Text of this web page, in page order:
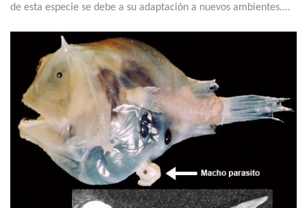
de esta especie se debe a su adaptación a nuevos ambientes.…